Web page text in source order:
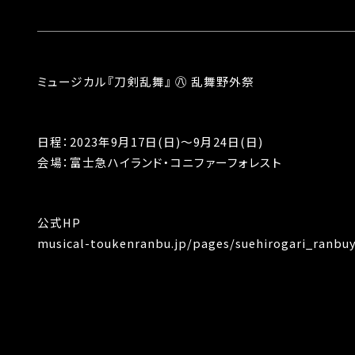
ミュージカル『刀剣乱舞』 ㊇ 乱舞野外祭
日程：2023年9月17日(日)～9月24日(日)
会場：富士急ハイランド・コニファーフォレスト
公式HP
musical-toukenranbu.jp/pages/